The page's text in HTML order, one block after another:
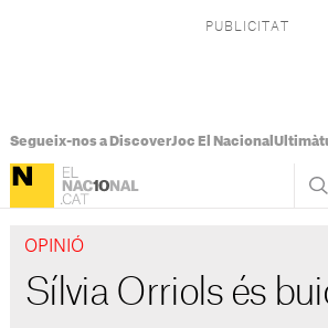
Segueix-nos a DiscoverJoc El Nacional
OPINIÓ
Sílvia Orriols és